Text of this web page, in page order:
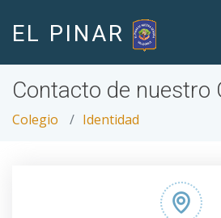
EL PINAR
Contacto de nuestro
Colegio Identidad